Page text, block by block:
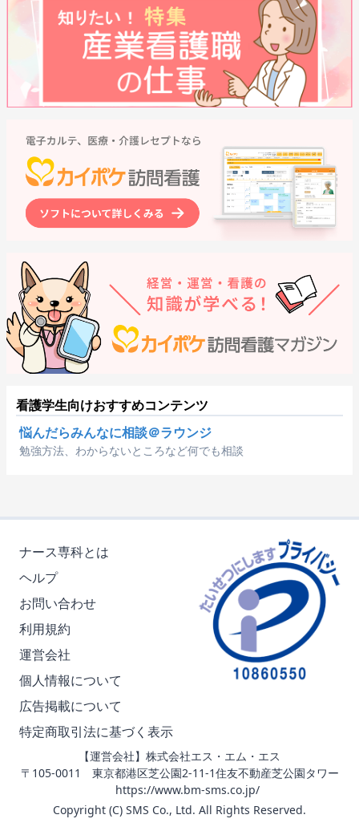
看護学生向けおすすめコンテンツ
悩んだらみんなに相談＠ラウンジ
勉強方法、わからないところなど何でも相談
ナース専科とは
ヘルプ
お問い合わせ
利用規約
運営会社
個人情報について
広告掲載について
特定商取引法に基づく表示
【運営会社】株式会社エス・エム・エス
〒105-0011 東京都港区芝公園2-11-1住友不動産芝公園タワー
https://www.bm-sms.co.jp/
Copyright (C) SMS Co., Ltd. All Rights Reserved.